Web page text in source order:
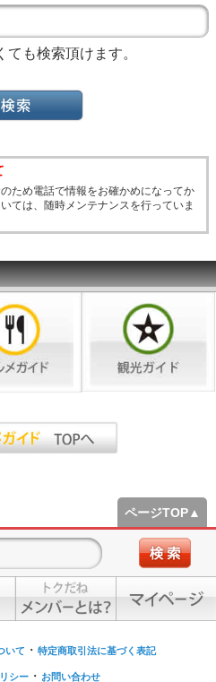
も検索頂けます。
ため電話で情報をお確かめになってか
ては、随時メンテナンスを行っていま
ページTOP▲
いて ・ 特定商取引法に基づく表記
シー ・ お問い合わせ